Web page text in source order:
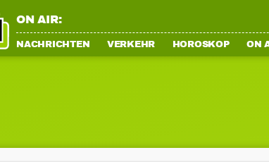
ON AIR:
NACHRICHTEN VERKEHR HOROSKOP ON